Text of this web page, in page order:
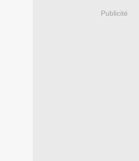
Publicité